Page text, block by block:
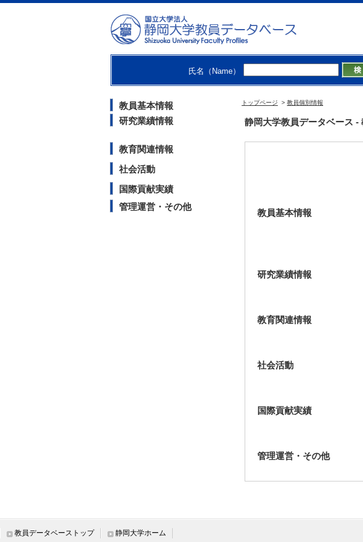
氏名（Name）
教員基本情報
研究業績情報
教育関連情報
社会活動
国際貢献実績
管理運営・その他
トップページ > 教員個別情報
静岡大学教員データベース -
鈴木 智貴 （SUZUKI
イノベーション社会連携推進
教員基本情報
研究業績情報
教育関連情報
社会活動
国際貢献実績
管理運営・その他
教員データベーストップ 静岡大学ホーム